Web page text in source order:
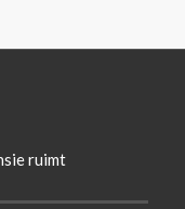
ruimt